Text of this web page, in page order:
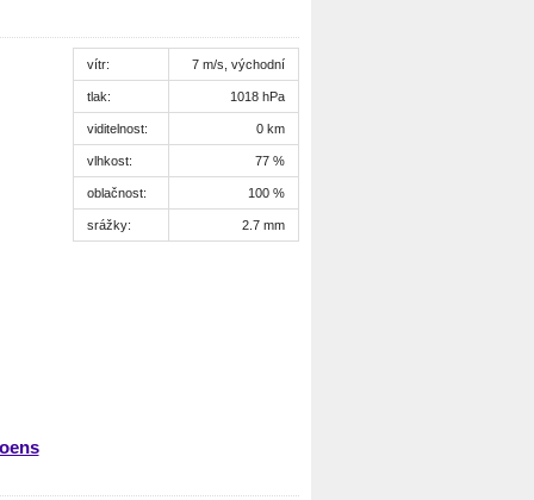
vítr: 7 m/s, východní
tlak: 1018 hPa
viditelnost: 0 km
vlhkost: 77 %
oblačnost: 100 %
srážky: 2.7 mm